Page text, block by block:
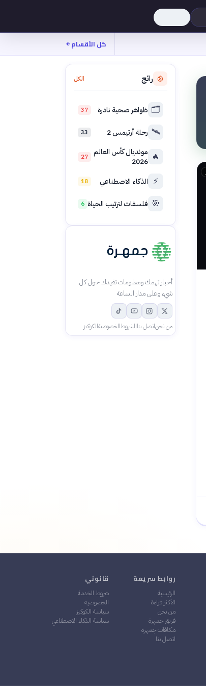
كل الأقسام
رائج الكل
🗂️ ظواهر صحية نادرة 37
🛰️ رحلة أرتيمس 2 33
🔥 مونديال كأس العالم
2026
27
⚡ الذكاء الاصطناعي 18
🎯 فلسفات لترتيب الحياة 6
أخبار تهمك ومعلومات تفيدك حول كل
شيء وعلى مدار الساعة
من نحناتصل بناالشروطالخصوصيةالكوكيز
روابط سريعة
الرئيسية
الأكثر قراءة
من نحن
فريق جمهرة
مكافآت جمهرة
اتصل بنا
قانوني
شروط الخدمة
الخصوصية
سياسة الكوكيز
سياسة الذكاء الاصطناعي